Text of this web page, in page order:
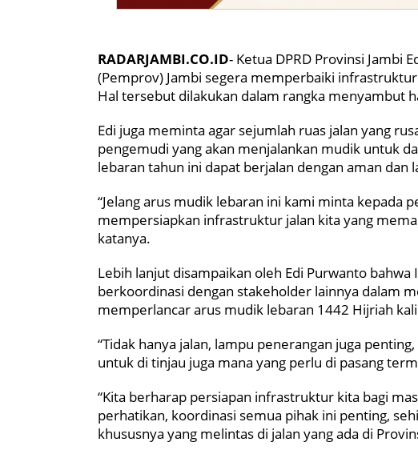
RADARJAMBI.CO.ID- Ketua DPRD Provinsi Jambi
(Pemprov) Jambi segera memperbaiki
Hal tersebut dilakukan dalam rangka menyambut
Edi juga meminta agar sejumlah ruas jalan yang
pengemudi yang akan menjalankan mudik untuk
lebaran tahun ini dapat berjalan dengan aman dan
“Jelang arus mudik lebaran ini kami minta kepada
mempersiapkan infrastruktur jalan kita yang
katanya.
Lebih lanjut disampaikan oleh Edi Purwanto
berkoordinasi dengan stakeholder lainnya dalam
memperlancar arus mudik lebaran 1442 Hijriah
“Tidak hanya jalan, lampu penerangan juga
untuk di tinjau juga mana yang perlu di pasang
“Kita berharap persiapan infrastruktur kita bagi
perhatikan, koordinasi semua pihak ini penting,
khususnya yang melintas di jalan yang ada di